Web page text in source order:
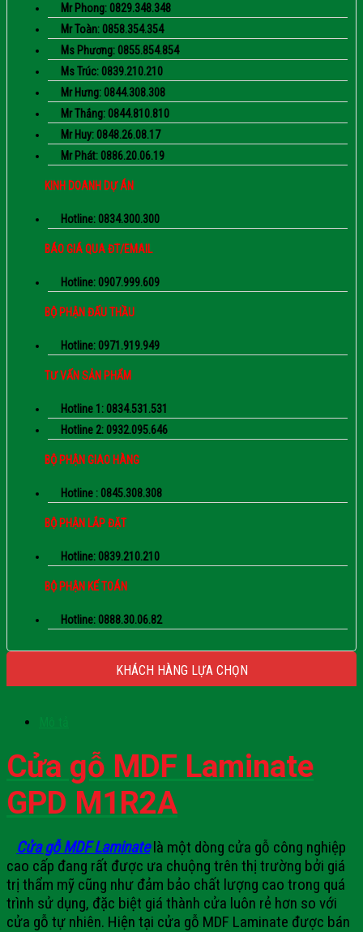
Mr Phong: 0829.348.348
Mr Toàn: 0858.354.354
Ms Phương: 0855.854.854
Ms Trúc: 0839.210.210
Mr Hưng: 0844.308.308
Mr Thắng: 0844.810.810
Mr Huy: 0848.26.08.17
Mr Phát: 0886.20.06.19
KINH DOANH DỰ ÁN
Hotline: 0834.300.300
BÁO GIÁ QUA ĐT/EMAIL
Hotline: 0907.999.609
BỘ PHẬN ĐẤU THẦU
Hotline: 0971.919.949
TƯ VẤN SẢN PHẨM
Hotline 1: 0834.531.531
Hotline 2: 0932.095.646
BỘ PHẬN GIAO HÀNG
Hotline : 0845.308.308
BỘ PHẬN LẮP ĐẶT
Hotline: 0839.210.210
BỘ PHẬN KẾ TOÁN
Hotline: 0888.30.06.82
KHÁCH HÀNG LỰA CHỌN
Cửa gỗ MDF Laminate
GPD M1R2A
Cửa gỗ MDF Laminatelà một dòng cửa gỗ công nghiệp
cao cấp đang rất được ưa chuộng trên thị trường bởi giá
trị thẩm mỹ cũng như đảm bảo chất lượng cao trong quá
trình sử dụng, đặc biệt giá thành cửa luôn rẻ hơn so với
cửa gỗ tự nhiên. Hiện tại cửa gỗ MDF Laminate được bán